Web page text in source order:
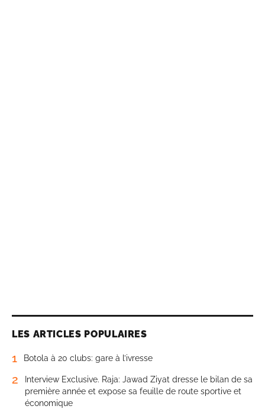
LES ARTICLES POPULAIRES
1 Botola à 20 clubs: gare à l’ivresse
2
Interview Exclusive. Raja: Jawad Ziyat dresse le bilan de sa
première année et expose sa feuille de route sportive et
économique